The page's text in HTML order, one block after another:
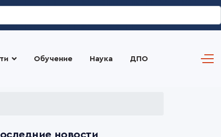
Обучение Наука ДПО
новости